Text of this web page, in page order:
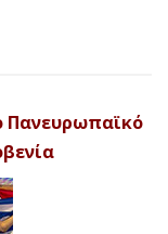
Πανευρωπαϊκό